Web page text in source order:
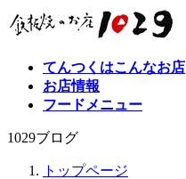
コ
ン
キ
ナ
ビ
に
てんつくはこんなお店
お店情報
フードメニュー
1029ブログ
トップページ